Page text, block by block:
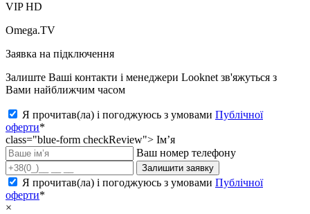
VIP HD
Omega.TV
Заявка на підключення
Залиште Ваші контакти і менеджери Looknet зв'яжуться з
Вами найближчим часом
Я прочитав(ла) і погоджуюсь з умовами Публічної
оферти*
class="blue-form checkReview"> Ім’я
Ваш номер телефону
Залишити заявку
Я прочитав(ла) і погоджуюсь з умовами Публічної
оферти*
×